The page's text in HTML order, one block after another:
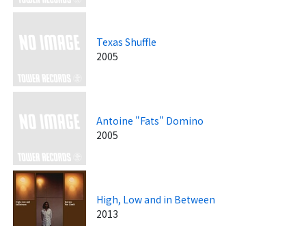
Texas Shuffle
2005
Antoine "Fats" Domino
2005
High, Low and in Between
2013